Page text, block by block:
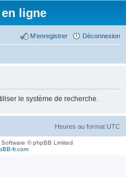
ligne
Déconnexion
M’enregistrer
le système de recherche.
Heures au format UTC
© phpBB Limited
fr.com